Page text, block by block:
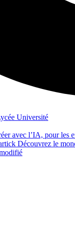
Université
avec l’IA, pour les
Découvrez le